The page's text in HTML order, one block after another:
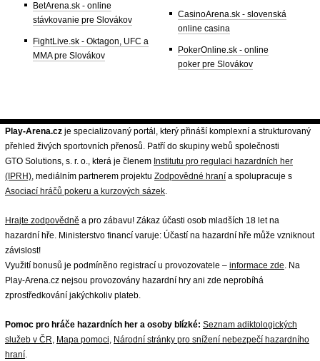
BetArena.sk - online
stávkovanie pre Slovákov
FightLive.sk - Oktagon, UFC a
MMA pre Slovákov
CasinoArena.sk - slovenská
online casina
PokerOnline.sk - online
poker pre Slovákov
Play-Arena.cz je specializovaný portál, který přináší komplexní a strukturovaný
přehled živých sportovních přenosů. Patří do skupiny webů společnosti
GTO Solutions, s. r. o., která je členem Institutu pro regulaci hazardních her
(IPRH), mediálním partnerem projektu Zodpovědné hraní a spolupracuje s
Asociací hráčů pokeru a kurzových sázek.
Hrajte zodpovědně a pro zábavu! Zákaz účasti osob mladších 18 let na
hazardní hře. Ministerstvo financí varuje: Účastí na hazardní hře může vzniknout
závislost!
Využití bonusů je podmíněno registrací u provozovatele – informace zde. Na
Play-Arena.cz nejsou provozovány hazardní hry ani zde neprobíhá
zprostředkování jakýchkoliv plateb.
Pomoc pro hráče hazardních her a osoby blízké: Seznam adiktologických
služeb v ČR, Mapa pomoci, Národní stránky pro snížení nebezpečí hazardního
hraní.